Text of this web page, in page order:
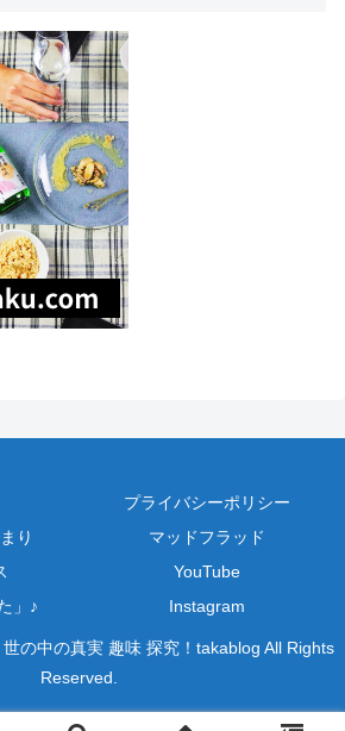
プライバシーポリシー
り
マッドフラッド
YouTube
」♪
Instagram
の中の真実 趣味 探究！takablog All Rights
Reserved.